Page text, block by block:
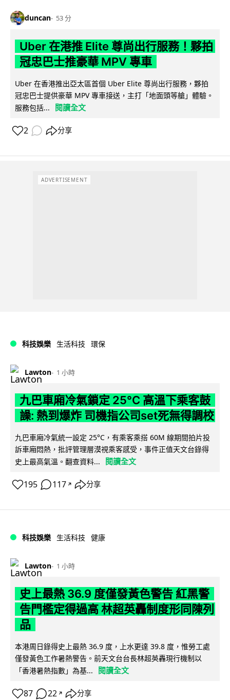
duncan 53 分
Uber 在港推 Elite 尊尚出行服務！夥拍
冠忠巴士推豪華 MPV 專車
Uber 在香港推出亞太區首個 Uber Elite 尊尚出行服務，夥拍
冠忠巴士提供豪華 MPV 專車接送，主打「地面頭等艙」體驗。
服務包括...
閱讀全文
2 分享
ADVERTISEMENT
科技娛樂 生活科技 環保
Lawton 1 小時
九巴車廂冷氣鎖定 25°C 高溫下乘客鼓
譟: 熱到爆炸 司機指公司set死無得調校
九巴車廂冷氣統一設定 25°C，有乘客乘搭 60M 線期間拍片投
訴車廂悶熱，批評管理層漠視乘客感受，事件正值天文台錄得
史上最高氣溫。翻查資料...
閱讀全文
195 117 ↗ 分享
科技娛樂 生活科技 健康
Lawton 1 小時
史上最熱 36.9 度僅發黃色警告 紅黑警
告門檻定得過高 林超英轟制度形同陳列
品
本港周日錄得史上最熱 36.9 度，上水更達 39.8 度，惟勞工處
僅發黃色工作暑熱警告。前天文台台長林超英轟現行機制以
「香港暑熱指數」為基...
閱讀全文
87 22 ↗ 分享